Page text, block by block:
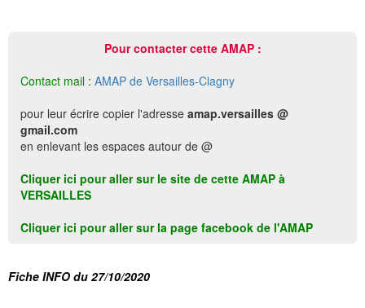
Pour contacter cette AMAP :
Contact mail : AMAP de Versailles-Clagny
pour leur écrire copier l'adresse amap.versailles @
gmail.com
en enlevant les espaces autour de @
Cliquer ici pour aller sur le site de cette AMAP à
VERSAILLES
Cliquer ici pour aller sur la page facebook de l'AMAP
Fiche INFO du 27/10/2020